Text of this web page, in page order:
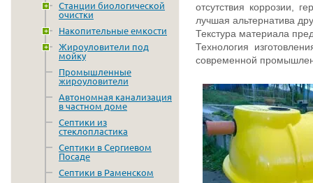
отсутствия коррозии,
лучшая альтернатива
Текстура материала
Технология
современной
Станции биологической
очистки
Накопительные емкости
Жироуловители под
мойку
Промышленные
жироуловители
Автономная канализация
в частном доме
Септики из
стеклопластика
Септики в Сергиевом
Посаде
Септики в Раменском